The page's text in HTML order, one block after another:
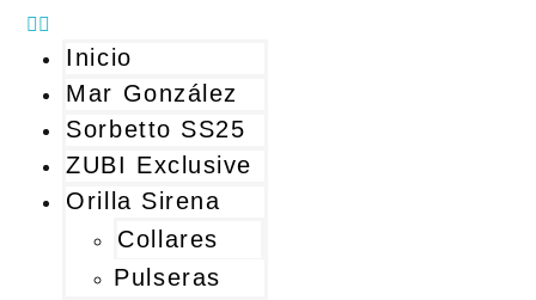
Inicio
Mar González
Sorbetto SS25
ZUBI Exclusive
Orilla Sirena
Collares
Pulseras